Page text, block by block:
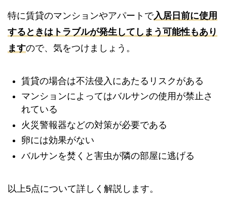
特に賃貸のマンションやアパートで入居日前に使用
するときはトラブルが発生してしまう可能性もあり
ますので、気をつけましょう。
賃貸の場合は不法侵入にあたるリスクがある
マンションによってはバルサンの使用が禁止さ
れている
火災警報器などの対策が必要である
卵には効果がない
バルサンを焚くと害虫が隣の部屋に逃げる
以上5点について詳しく解説します。